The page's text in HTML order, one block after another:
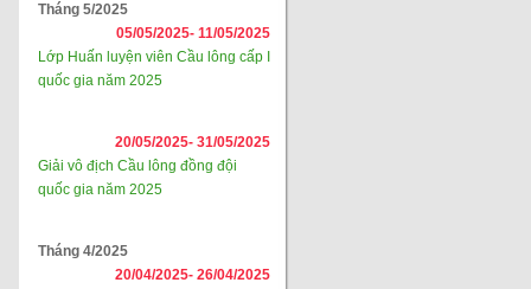
Tháng 5/2025
05/05/2025- 11/05/2025
Lớp Huấn luyện viên Cầu lông cấp I
quốc gia năm 2025
20/05/2025- 31/05/2025
Giải vô địch Cầu lông đồng đội
quốc gia năm 2025
Tháng 4/2025
20/04/2025- 26/04/2025